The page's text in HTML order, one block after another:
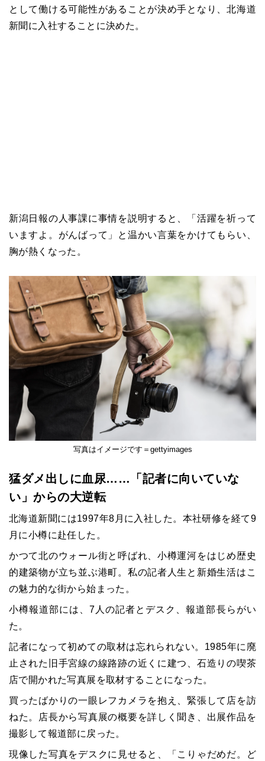
として働ける可能性があることが決め手となり、北海道
新聞に入社することに決めた。
新潟日報の人事課に事情を説明すると、「活躍を祈って
いますよ。がんばって」と温かい言葉をかけてもらい、
胸が熱くなった。
写真はイメージです＝gettyimages
猛ダメ出しに血尿……「記者に向いていな
い」からの大逆転
北海道新聞には1997年8月に入社した。本社研修を経て9
月に小樽に赴任した。
かつて北のウォール街と呼ばれ、小樽運河をはじめ歴史
的建築物が立ち並ぶ港町。私の記者人生と新婚生活はこ
の魅力的な街から始まった。
小樽報道部には、7人の記者とデスク、報道部長らがい
た。
記者になって初めての取材は忘れられない。1985年に廃
止された旧手宮線の線路跡の近くに建つ、石造りの喫茶
店で開かれた写真展を取材することになった。
買ったばかりの一眼レフカメラを抱え、緊張して店を訪
ねた。店長から写真展の概要を詳しく聞き、出展作品を
撮影して報道部に戻った。
現像した写真をデスクに見せると、「こりゃだめだ。ど